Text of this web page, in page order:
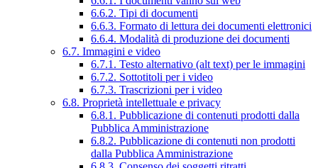
6.6.2. Tipi di documenti
6.6.3. Formato di lettura dei documenti elettronici
6.6.4. Modalità di produzione dei documenti
6.7. Immagini e video
6.7.1. Testo alternativo (alt text) per le immagini
6.7.2. Sottotitoli per i video
6.7.3. Trascrizioni per i video
6.8. Proprietà intellettuale e privacy
6.8.1. Pubblicazione di contenuti prodotti dalla
Pubblica Amministrazione
6.8.2. Pubblicazione di contenuti non prodotti
dalla Pubblica Amministrazione